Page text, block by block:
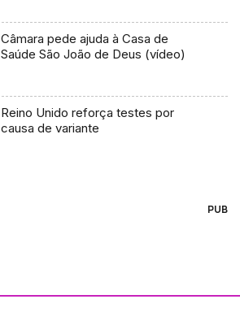
Câmara pede ajuda à Casa de
Saúde São João de Deus (vídeo)
Reino Unido reforça testes por
causa de variante
PUB